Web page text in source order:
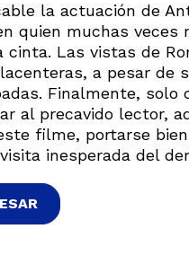
la actuación de
quien muchas veces
cinta. Las vistas de
a pesar de
Finalmente, solo
al precavido lector,
filme, portarse
inesperada del